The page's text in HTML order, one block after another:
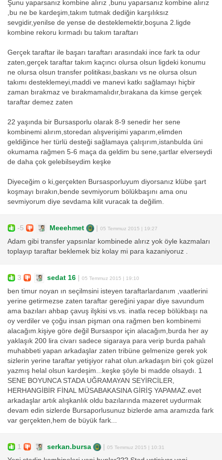
Şunu yaparsanız kombine alırız ,bunu yaparsanız kombine alırız
,bu ne be kardeşim,takım tutmak dediğin karşılıksız
sevgidir,yenilse de yense de desteklemektir,boşuna 2.ligde
kombine rekoru kırmadı bu takım taraftarı
Gerçek taraftar ile başarı taraftarı arasındaki ince fark ta odur
zaten,gerçek taraftar takım kaçıncı olursa olsun ligdeki konumu
ne olursa olsun transfer politikası,baskanı vs ne olursa olsun
takımı desteklemeyi,maddi ve manevi katkı sağlamayı hiçbir
zaman bırakmaz ve bırakmamalıdır,bırakana da kimse gerçek
taraftar demez zaten
22 yaşında bir Bursasporlu olarak 8-9 senedir her sene
kombinemi alırım,storedan alışverişimi yaparım,elimden
geldiğince her türlü desteği sağlamaya çalışırım,istanbulda üni
okumama rağmen 5-6 maça da geldim bu sene,şartlar elverseydi
de daha çok gelebilseydim keşke
Diyeceğim o ki,gerçekten Bursasporluyum diyorsanız klübe şart
koşmayı bırakın,bende sevmiyorum bölükbaşını ama onu
sevmiyorum diye sevdama kilit vuracak ta değilim.
-5 Meeehmet 05 Temmuz 2015 | 19:27
Adam gibi transfer yapsınlar kombinede alırız yok öyle kazmaları
toplayıp taraftar beklemek biz kolay mi para kazaniyoruz .
3 sedat 16 05 Temmuz 2015 | 19:10
ben timur noyan ın seçilmsini isteyen taraftarlardanım ,vaatlerini
yerine getirmezse zaten taraftar gereğini yapar diye savundum
ama bazıları ahbap çavuş ilşkisi vs.vs. inatla recep bölükbaşı na
oy verdiler ve çoğu insan pişman ona rağmen ben kombinemi
alacağım.kişiye göre değil Bursaspor için alacağım,burda her ay
yaklaşık 200 lira civarı sadece sigaraya para verip burda pahalı
muhabbeti yapan arkadaşlar zaten tribüne gelmenize gerek yok
sizlerin yerine taraftar yetişiyor rahat olun.arkadaşın biri çok güzel
yazmış helal olsun kardeşim...keşke şöyle bi madde olsaydı. 1
SENE BOYUNCA STADA UĞRAMAYAN SEYİRCİLER,
HERHANGİBİR FİNAL MÜSABAKASINA GİRİŞ YAPAMAZ.evet
arkadaşlar artık alışkanlık oldu bazılarında mazeret uydurmak
devam edin sizlerde Bursaporlusunuz bizlerde ama aramızda fark
var gerçekten,hem de büyük fark...
1 serkan.bursa 05 Temmuz 2015 | 10:31